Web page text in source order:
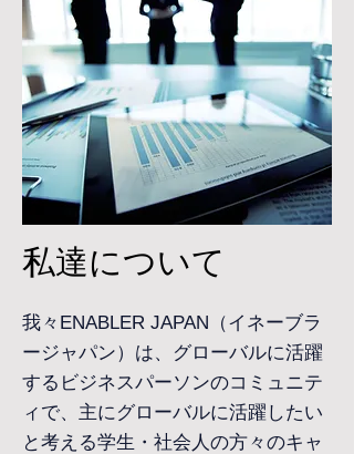
私達について
我々ENABLER JAPAN（イネーブラ
ージャパン）は、グローバルに活躍
するビジネスパーソンのコミュニテ
ィで、主にグローバルに活躍したい
と考える学生・社会人の方々のキャ